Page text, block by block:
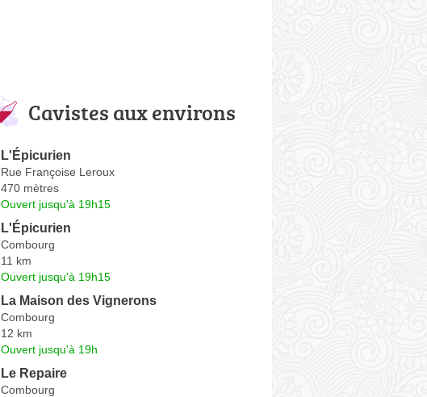
Cavistes aux environs
L'Épicurien
Rue Françoise Leroux
470 mètres
Ouvert jusqu'à 19h15
L'Épicurien
Combourg
11 km
Ouvert jusqu'à 19h15
La Maison des Vignerons
Combourg
12 km
Ouvert jusqu'à 19h
Le Repaire
Combourg